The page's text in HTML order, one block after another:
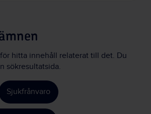
hitta innehåll relaterat till det. Du
sökresultatsida.
Sjukfrånvaro